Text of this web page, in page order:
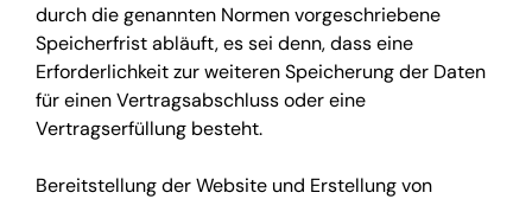
durch die genannten Normen vorgeschriebene
Speicherfrist abläuft, es sei denn, dass eine
Erforderlichkeit zur weiteren Speicherung der Daten
für einen Vertragsabschluss oder eine
Vertragserfüllung besteht.
Bereitstellung der Website und Erstellung von